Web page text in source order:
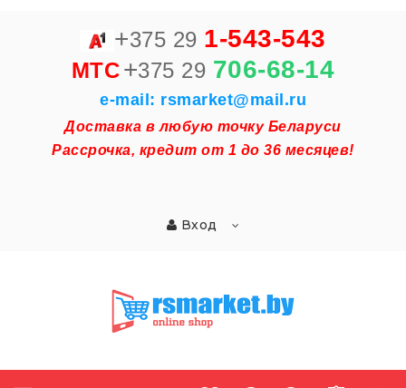
+375 29 1-543-543
MTC+375 29 706-68-14
e-mail: rsmarket@mail.ru
Доставка в любую точку Беларуси
Рассрочка, кредит от 1 до 36 месяцев!
Вход